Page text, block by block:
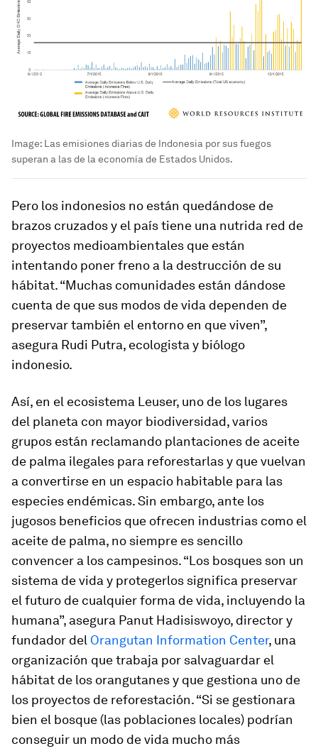
Image: Las emisiones diarias de Indonesia por sus fuegos
superan a las de la economía de Estados Unidos.
Pero los indonesios no están quedándose de
brazos cruzados y el país tiene una nutrida red de
proyectos medioambientales que están
intentando poner freno a la destrucción de su
hábitat. “Muchas comunidades están dándose
cuenta de que sus modos de vida dependen de
preservar también el entorno en que viven”,
asegura Rudi Putra, ecologista y biólogo
indonesio.
Así, en el ecosistema Leuser, uno de los lugares
del planeta con mayor biodiversidad, varios
grupos están reclamando plantaciones de aceite
de palma ilegales para reforestarlas y que vuelvan
a convertirse en un espacio habitable para las
especies endémicas. Sin embargo, ante los
jugosos beneficios que ofrecen industrias como el
aceite de palma, no siempre es sencillo
convencer a los campesinos. “Los bosques son un
sistema de vida y protegerlos significa preservar
el futuro de cualquier forma de vida, incluyendo la
humana”, asegura Panut Hadisiswoyo, director y
fundador del Orangutan Information Center, una
organización que trabaja por salvaguardar el
hábitat de los orangutanes y que gestiona uno de
los proyectos de reforestación. “Si se gestionara
bien el bosque (las poblaciones locales) podrían
conseguir un modo de vida mucho más